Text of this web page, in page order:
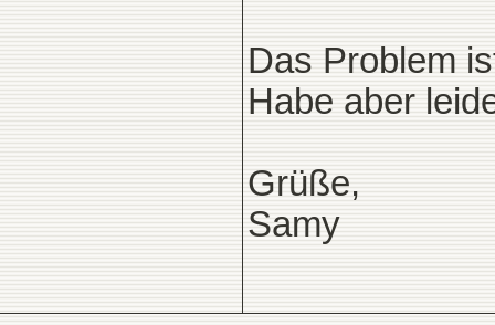
Das Problem
Habe aber
Grüße,
Samy